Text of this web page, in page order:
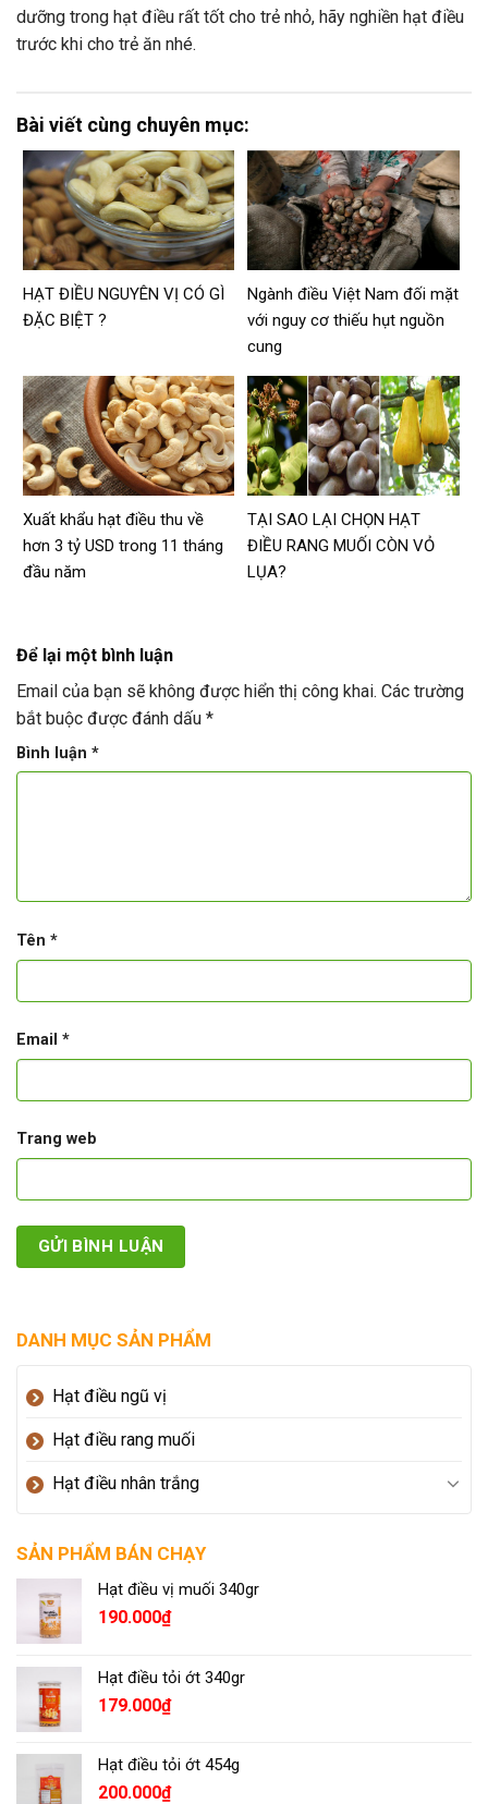
DANH MỤC SẢN PHẨM
Hạt điều ngũ vị
Hạt điều rang muối
Hạt điều nhân trắng
SẢN PHẨM BÁN CHẠY
Hạt điều vị muối 340gr
190.000₫
Hạt điều tỏi ớt 340gr
179.000₫
Hạt điều tỏi ớt 454g
200.000₫
dưỡng trong hạt điều rất tốt cho trẻ nhỏ, hãy nghiền hạt điều
trước khi cho trẻ ăn nhé.
Bài viết cùng chuyên mục:
HẠT ĐIỀU NGUYÊN VỊ CÓ GÌ
ĐẶC BIỆT ?
Ngành điều Việt Nam đối mặt
với nguy cơ thiếu hụt nguồn
cung
Xuất khẩu hạt điều thu về
hơn 3 tỷ USD trong 11 tháng
đầu năm
TẠI SAO LẠI CHỌN HẠT
ĐIỀU RANG MUỐI CÒN VỎ
LỤA?
Để lại một bình luận
Email của bạn sẽ không được hiển thị công khai. Các trường
bắt buộc được đánh dấu *
Bình luận *
Tên *
Email *
Trang web